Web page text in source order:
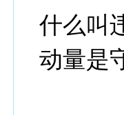
什么叫
动量是